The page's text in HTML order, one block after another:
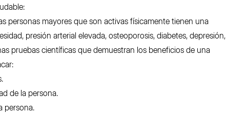
personas mayores que son activas físicamente tienen una
presión arterial elevada, osteoporosis, diabetes, depresión,
pruebas científicas que demuestran los beneficios de una
de la persona.
persona.